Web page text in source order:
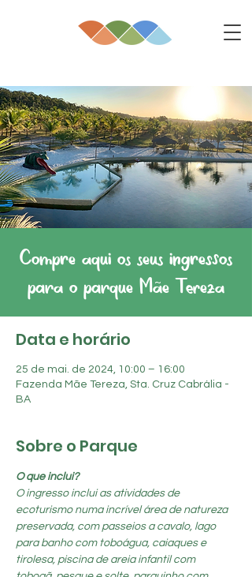
Compre aqui os seus ingressos
para o parque Mãe Tereza
Data e horário
25 de mai. de 2024, 10:00 – 16:00
Fazenda Mãe Tereza, Sta. Cruz Cabrália -
BA
Sobre o Parque
O que inclui?
O ingresso inclui as atividades de
ecoturismo numa incrível área de natureza
preservada, com passeios a cavalo, lago
para banho com toboágua, caiaques e
tirolesa, piscina de areia infantil com